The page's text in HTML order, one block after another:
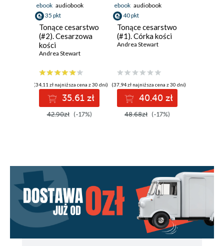
ebook audiobook
35 pkt
Tonące cesarstwo
(#2). Cesarzowa
kości
Andrea Stewart
(34,11 zł najniższa cena z 30 dni)
35.61 zł
42.90zł (-17%)
ebook audiobook
40 pkt
Tonące cesarstwo
(#1). Córka kości
Andrea Stewart
(37,94 zł najniższa cena z 30 dni)
40.40 zł
48.68zł (-17%)